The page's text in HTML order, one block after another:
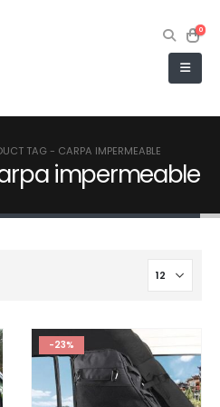
0
TAG - CARPA IMPERMEABLE
impermeable
-23%